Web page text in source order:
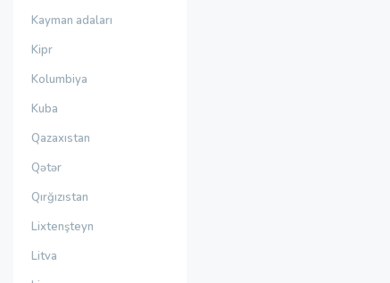
Kayman adaları
Kipr
Kolumbiya
Kuba
Qazaxıstan
Qətər
Qırğızıstan
Lixtenşteyn
Litva